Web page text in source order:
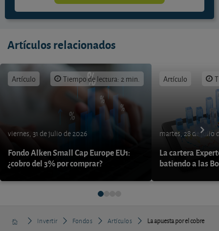
Artículos relacionados
Artículo Tiempo de lectura: 2 min.
viernes, 31 de julio de 2026
Fondo Alken Small Cap Europe EU1:
¿cobro del 3% por comprar?
Artículo
martes, 28 de julio
La cartera
batiendo a las
Invertir Fondos Artículos
La apuesta por el cobre